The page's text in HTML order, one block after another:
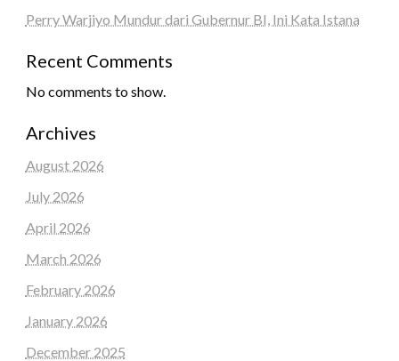
Perry Warjiyo Mundur dari Gubernur BI, Ini Kata Istana
Recent Comments
No comments to show.
Archives
August 2026
July 2026
April 2026
March 2026
February 2026
January 2026
December 2025